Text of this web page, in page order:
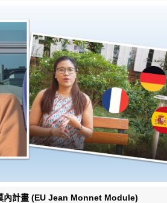
內計畫 (EU Jean Monnet Module)